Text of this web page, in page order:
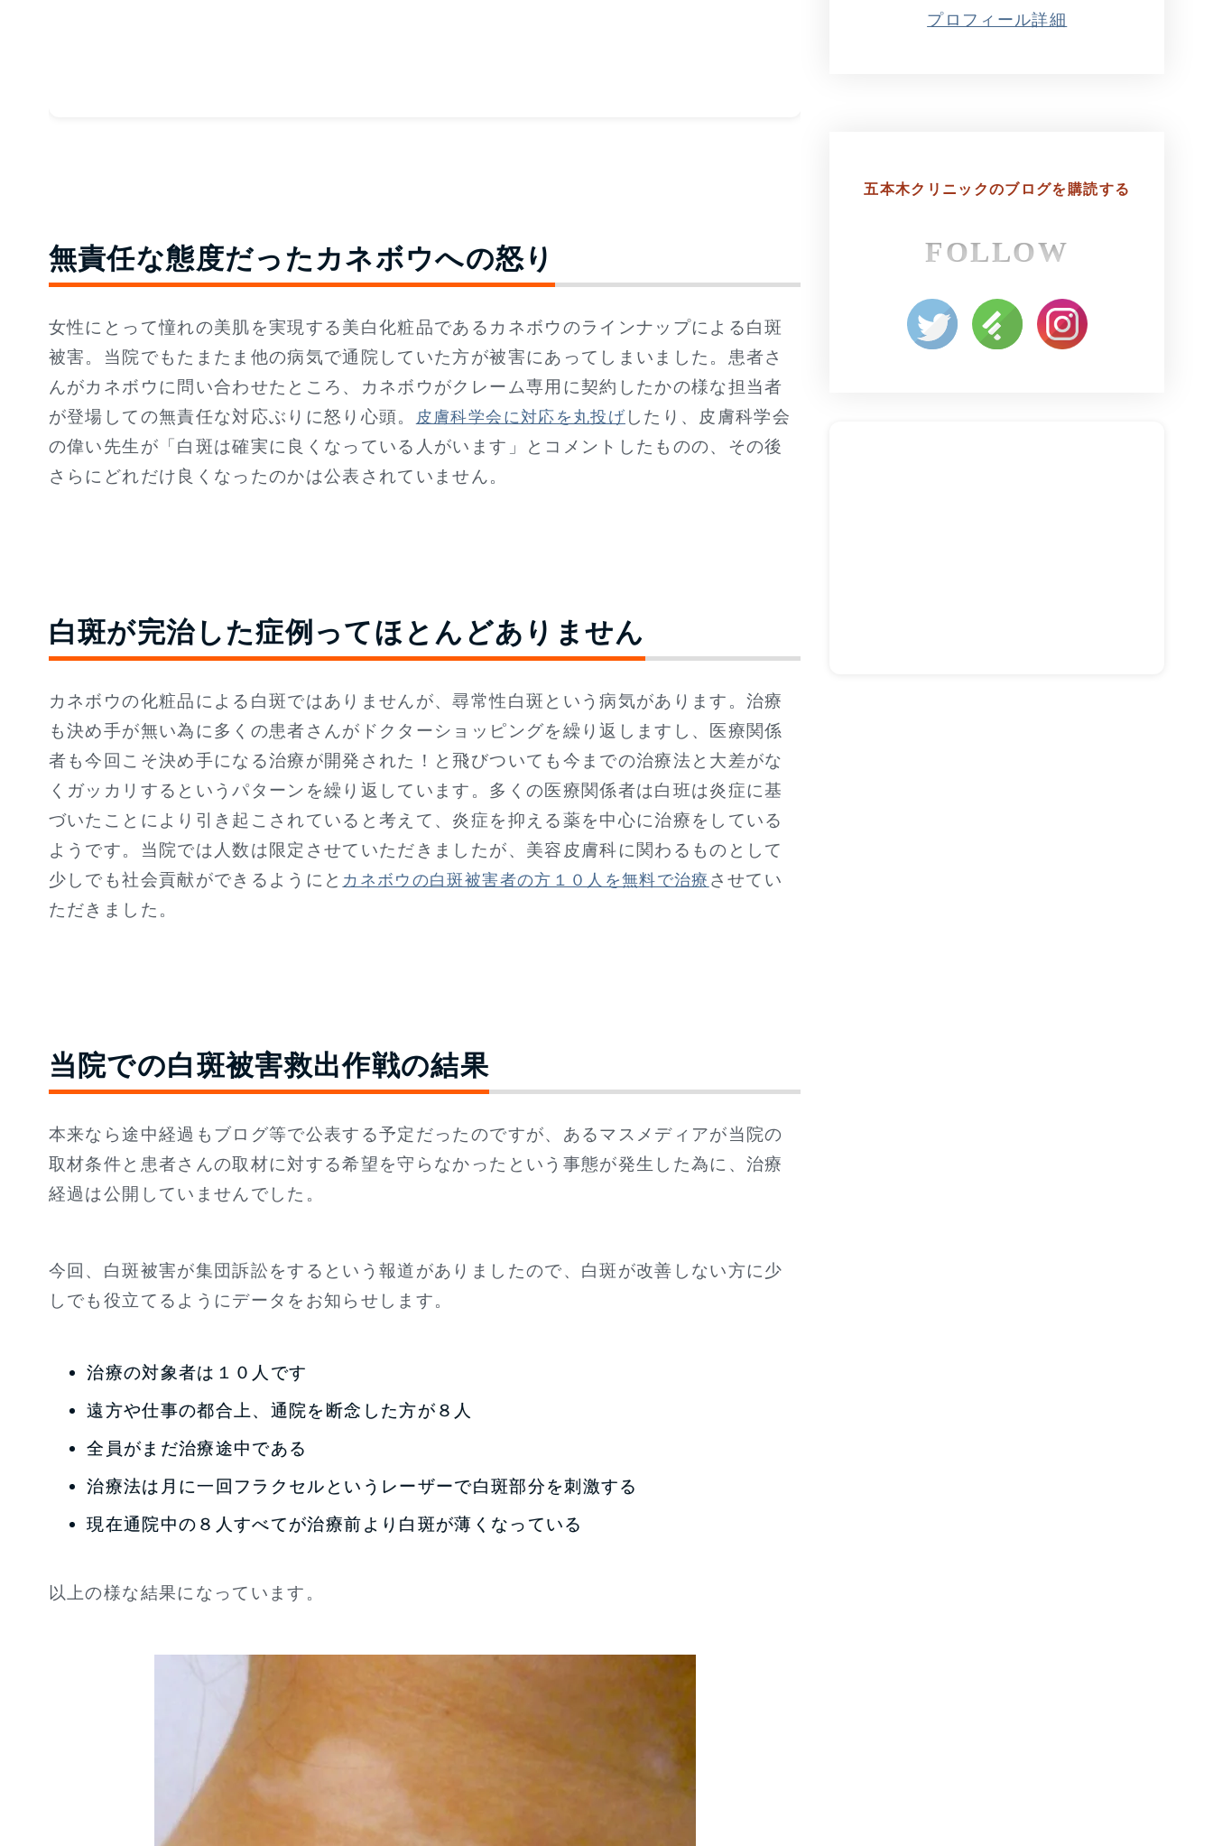
無責任な態度だったカネボウへの怒り
女性にとって憧れの美肌を実現する美白化粧品であるカネボウのラインナップによる白斑
被害。当院でもたまたま他の病気で通院していた方が被害にあってしまいました。患者さ
んがカネボウに問い合わせたところ、カネボウがクレーム専用に契約したかの様な担当者
が登場しての無責任な対応ぶりに怒り心頭。
皮膚科学会に対応を丸投げ したり、皮膚科学会
の偉い先生が「白斑は確実に良くなっている人がいます」とコメントしたものの、その後
さらにどれだけ良くなったのかは公表されていません。
白斑が完治した症例ってほとんどありません
カネボウの化粧品による白斑ではありませんが、尋常性白斑という病気があります。治療
も決め手が無い為に多くの患者さんがドクターショッピングを繰り返しますし、医療関係
者も今回こそ決め手になる治療が開発された！と飛びついても今までの治療法と大差がな
くガッカリするというパターンを繰り返しています。多くの医療関係者は白班は炎症に基
づいたことにより引き起こされていると考えて、炎症を抑える薬を中心に治療をしている
ようです。当院では人数は限定させていただきましたが、美容皮膚科に関わるものとして
少しでも社会貢献ができるようにと カネボウの白斑被害者の方１０人を無料で治療 させてい
ただきました。
当院での白斑被害救出作戦の結果
本来なら途中経過もブログ等で公表する予定だったのですが、あるマスメディアが当院の
取材条件と患者さんの取材に対する希望を守らなかったという事態が発生した為に、治療
経過は公開していませんでした。
今回、白斑被害が集団訴訟をするという報道がありましたので、白斑が改善しない方に少
しでも役立てるようにデータをお知らせします。
治療の対象者は１０人です
遠方や仕事の都合上、通院を断念した方が８人
全員がまだ治療途中である
治療法は月に一回フラクセルというレーザーで白斑部分を刺激する
現在通院中の８人すべてが治療前より白斑が薄くなっている
以上の様な結果になっています。
プロフィール詳細
五本木クリニックのブログを購読する
FOLLOW